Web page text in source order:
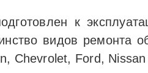
к
видов ремонта
Chevrolet, Ford,